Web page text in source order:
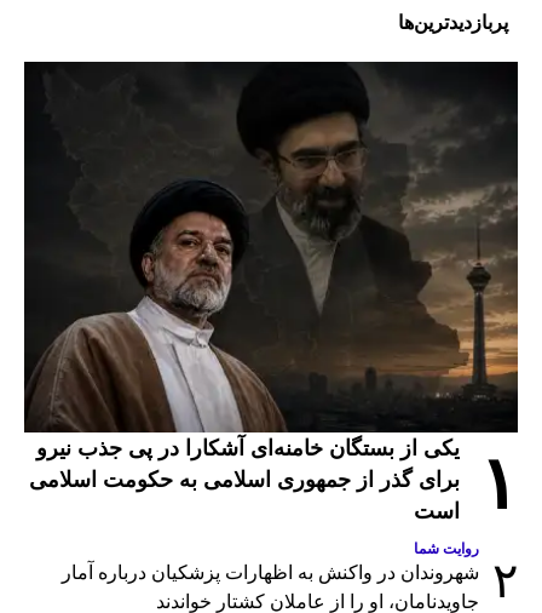
پربازدیدترین‌ها
۱
یکی از بستگان خامنه‌ای آشکارا در پی جذب نیرو
برای گذر از جمهوری اسلامی به حکومت اسلامی
است
۲
روایت شما
شهروندان در واکنش به اظهارات پزشکیان درباره آمار
جاویدنامان، او را از عاملان کشتار خواندند